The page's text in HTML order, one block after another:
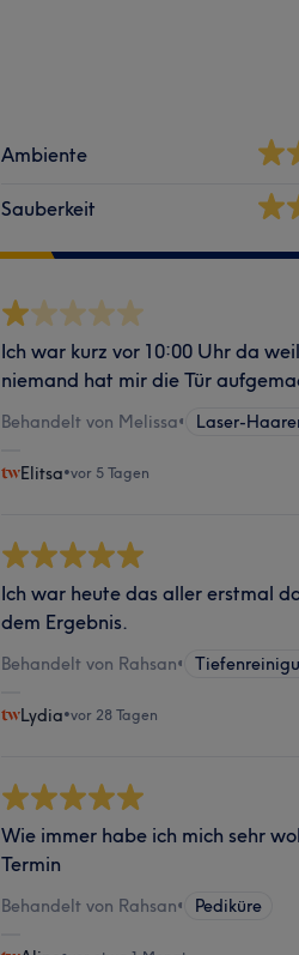
Ambiente
Sauberkeit
Ich war kurz vor 10:00 Uhr da
niemand hat mir die Tür
Behandelt von Melissa• Laser-
Elitsa•vor 5 Tagen
Ich war heute das aller erstmal
dem Ergebnis.
Behandelt von Rahsan•
Lydia•vor 28 Tagen
Wie immer habe ich mich sehr
Termin
Behandelt von Rahsan• Pediküre